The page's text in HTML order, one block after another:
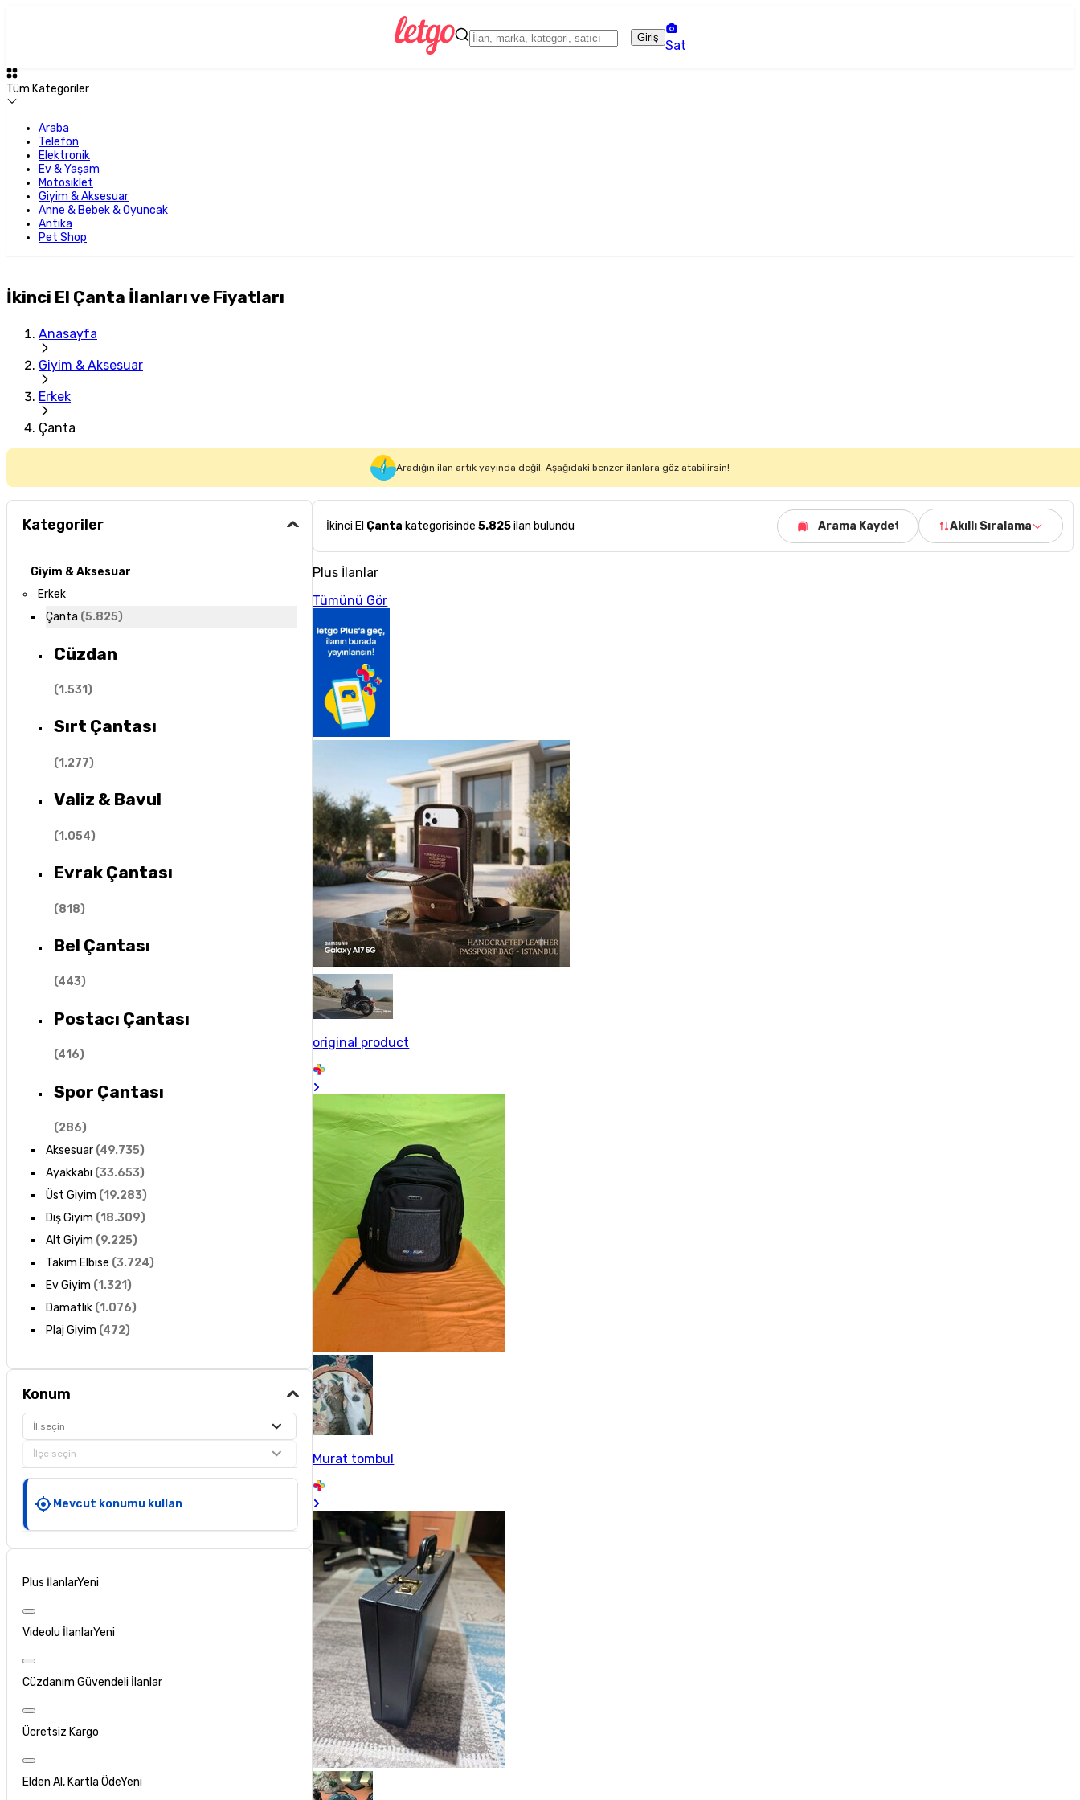
Giriş
Sat
Tüm Kategoriler
Araba
Telefon
Elektronik
Ev & Yaşam
Motosiklet
Giyim & Aksesuar
Anne & Bebek & Oyuncak
Antika
Pet Shop
İkinci El Çanta İlanları ve Fiyatları
Anasayfa
Giyim & Aksesuar
Erkek
Çanta
Aradığın ilan artık yayında değil. Aşağıdaki benzer ilanlara göz atabilirsin!
Kategoriler
Giyim & Aksesuar
Erkek
Çanta (5.825)
Cüzdan
(1.531)
Sırt Çantası
(1.277)
Valiz & Bavul
(1.054)
Evrak Çantası
(818)
Bel Çantası
(443)
Postacı Çantası
(416)
Spor Çantası
(286)
Aksesuar(49.735)
Ayakkabı (33.653)
Üst Giyim (19.283)
Dış Giyim (18.309)
Alt Giyim (9.225)
Takım Elbise (3.724)
Ev Giyim (1.321)
Damatlık(1.076)
Plaj Giyim (472)
Konum
İl seçin
İlçe seçin
Mevcut konumu kullan
Plus İlanlarYeni
Videolu İlanlarYeni
Cüzdanım Güvendeli İlanlar
Ücretsiz Kargo
Elden Al, Kartla ÖdeYeni
İkinci El Çanta kategorisinde 5.825ilan bulundu Arama Kaydet Akıllı Sıralama
Plus İlanlar
Tümünü Gör
original product
Murat tombul